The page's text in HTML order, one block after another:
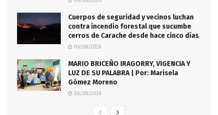
Cuerpos de seguridad y vecinos luchan
contra incendio forestal que sucumbe
cerros de Carache desde hace cinco días
06/08/2026
MARIO BRICEÑO IRAGORRY, VIGENCIA Y
LUZ DE SU PALABRA | Por: Marisela
Gómez Moreno
06/08/2026